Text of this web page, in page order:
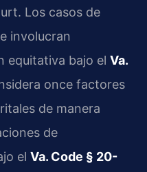
Los casos de
involucran
equitativa bajo el Va.
once factores
de manera
de
el Va. Code § 20-